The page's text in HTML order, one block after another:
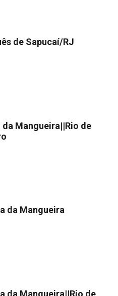
de Sapucaí/RJ
Mangueira||Rio de
da Mangueira
da Mangueira||Rio de